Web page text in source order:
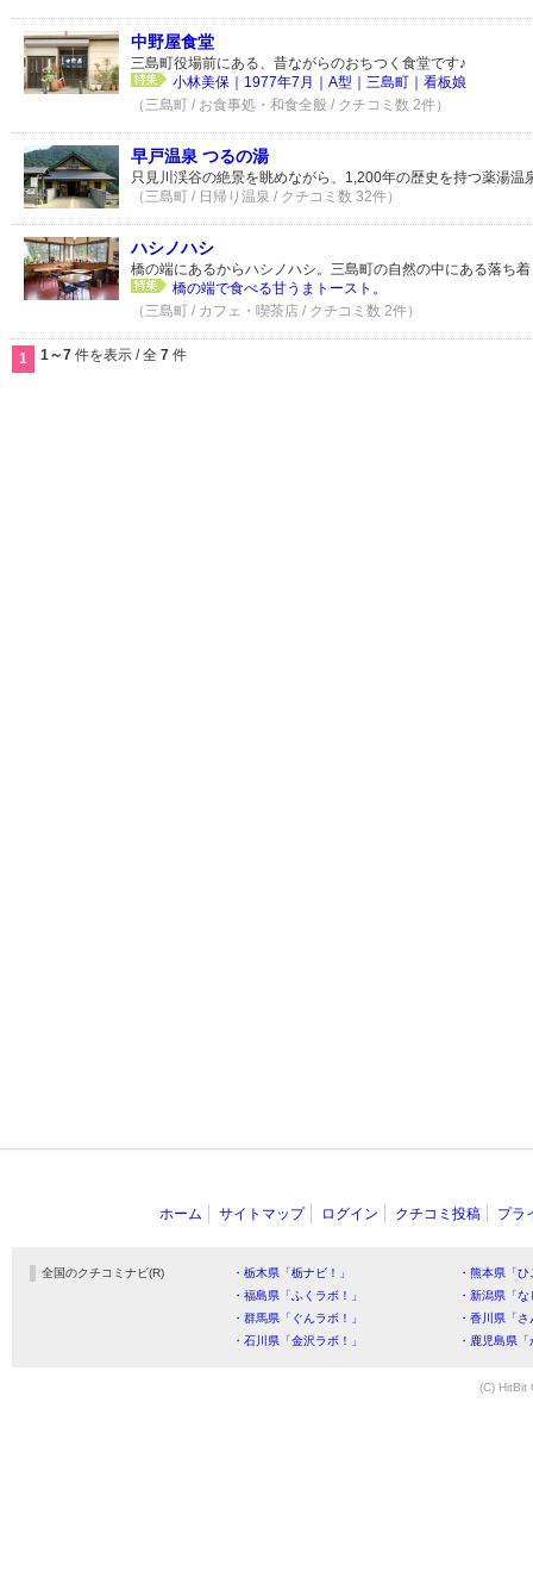
中野屋食堂
三島町役場前にある、昔ながらのおちつく食堂です♪
小林美保｜1977年7月｜A型｜三島町｜看板娘
（三島町 / お食事処・和食全般 / クチコミ数 2件）
早戸温泉 つるの湯
只見川渓谷の絶景を眺めながら、1,200年の歴史を持つ薬湯温
（三島町 / 日帰り温泉 / クチコミ数 32件）
ハシノハシ
橋の端にあるからハシノハシ。三島町の自然の中にある落ち
橋の端で食べる甘うまトースト。
（三島町 / カフェ・喫茶店 / クチコミ数 2件）
1 1～7 件を表示 / 全 7 件
ホーム サイトマップ ログイン クチコミ投稿 プラ
全国のクチコミナビ(R) ・栃木県「栃ナビ！」
・熊本県「
・福島県「ふくラボ！」
・新潟県「
・群馬県「ぐんラボ！」
・香川県「
・石川県「金沢ラボ！」
・鹿児島県
(C) HitBit